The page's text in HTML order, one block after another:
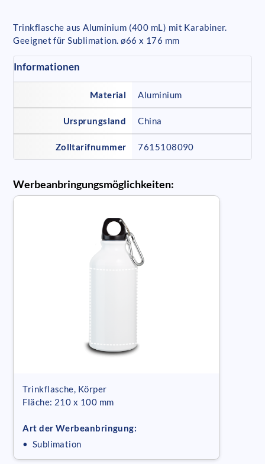
Trinkflasche aus Aluminium (400 mL) mit Karabiner.
Geeignet für Sublimation. ø66 x 176 mm
Informationen
Material Aluminium
Ursprungsland China
Zolltarifnummer 7615108090
Werbeanbringungsmöglichkeiten:
Trinkflasche, Körper
Fläche: 210 x 100 mm
Art der Werbeanbringung:
• Sublimation